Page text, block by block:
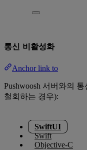
통신 비활성화
Anchor link to
Pushwoosh 서버와의
철회하는 경우):
SwiftUI
Swift
Objective-C